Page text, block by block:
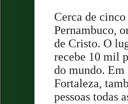
Cerca de
Pernambuco,
de Cristo. O
recebe 10 mil
do mundo. Em
Fortaleza,
pessoas todas